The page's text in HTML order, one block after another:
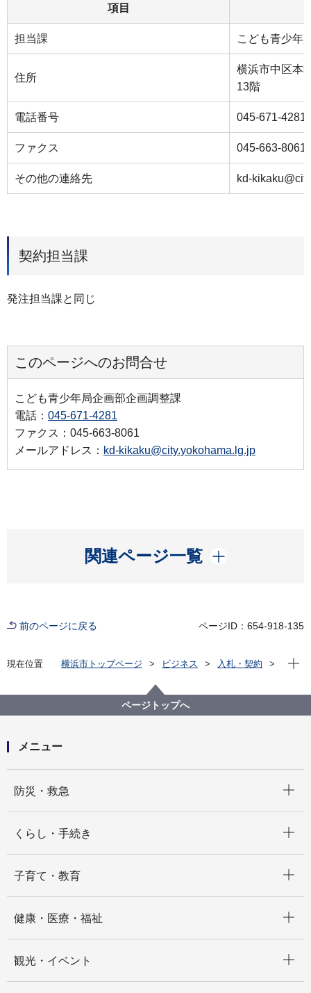
項目
担当課 こども青少年
住所
横浜市中区本
13階
電話番号 045-671-4281
ファクス 045-663-8061
その他の連絡先 kd-
契約担当課
発注担当課と同じ
このページへのお問合せ
こども青少年局企画部企画調整課
電話： 045-671-4281
ファクス：045-663-8061
メールアドレス： kd-kikaku@city.yokohama.lg.jp
関連ページ一覧
開く
前のページに戻る ページID：654-918-135
現在位置 横浜市トップページ ビジネス
入札・契約
【契約結果公表】【公募型プロポーザル】子育て世代
に向けた横浜市の魅力PRウェブサイト構築・運用業務
現在
ページトップへ
メニュー
防災・救急
くらし・手続き
子育て・教育
健康・医療・福祉
観光・イベント